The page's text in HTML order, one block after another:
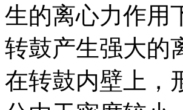
生的离心力作用
转鼓产生强大的
在转鼓内壁上，